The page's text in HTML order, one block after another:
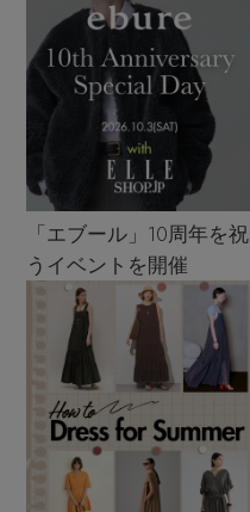
「エブール」10周年を祝
うイベントを開催